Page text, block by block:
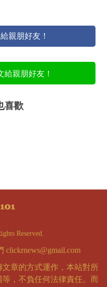
親朋好友！
給親朋好友！
喜歡
Reserved.
clickrnews@gmail.com
章的方式運作，本站對所
，不負任何法律責任。而